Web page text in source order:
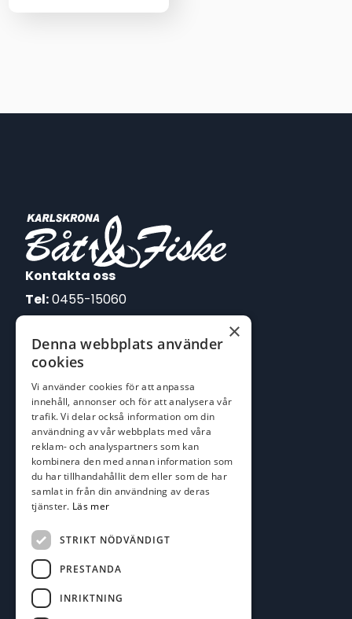
Kontakta oss
Tel:0455-15060
E-post:
johan@batofiske.se
kim@batofiske.se
Adress
Karlskrona Båt & Fiske AB
Lallerstedts gata 4
371 54 Karlskrona
Följ oss
Facebook
×
Denna webbplats använder
cookies
Vi använder cookies för att anpassa
innehåll, annonser och för att analysera vår
trafik. Vi delar också information om din
användning av vår webbplats med våra
reklam- och analyspartners som kan
kombinera den med annan information som
du har tillhandahållit dem eller som de har
samlat in från din användning av deras
tjänster. Läs mer
STRIKT NÖDVÄNDIGT
PRESTANDA
INRIKTNING